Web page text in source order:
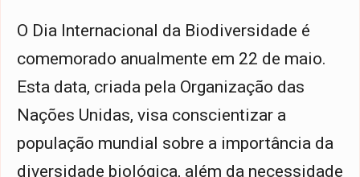
O Dia Internacional da Biodiversidade é
comemorado anualmente em 22 de maio.
Esta data, criada pela Organização das
Nações Unidas, visa conscientizar a
população mundial sobre a importância da
diversidade biológica, além da necessidade